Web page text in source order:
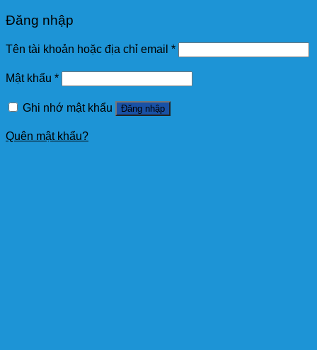
Đăng nhập
Tên tài khoản hoặc địa chỉ email *
Mật khẩu *
Ghi nhớ mật khẩu Đăng nhập
Quên mật khẩu?